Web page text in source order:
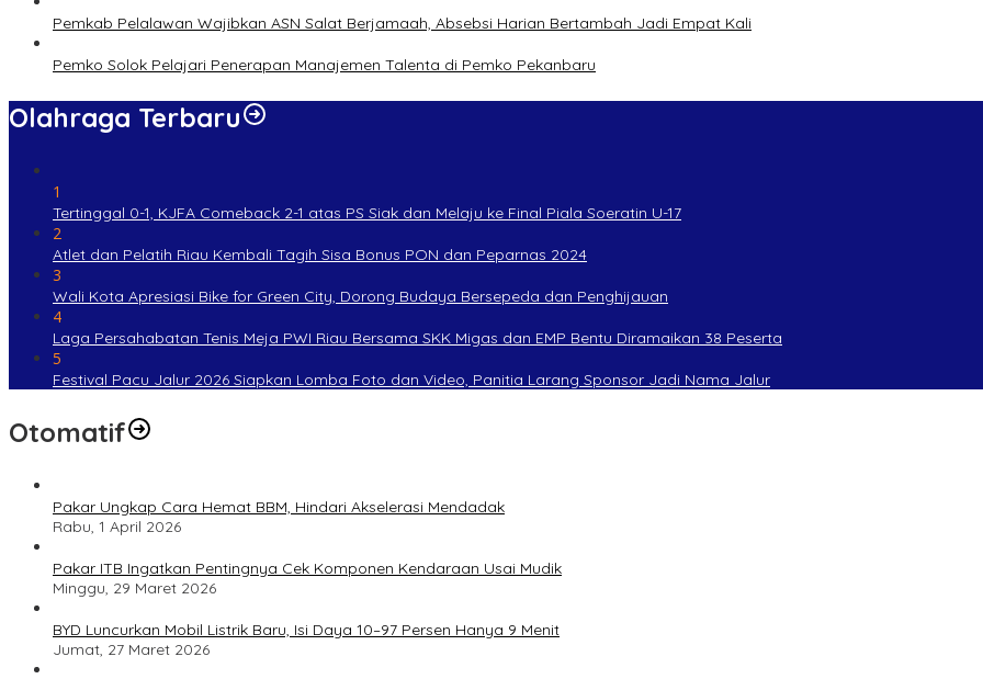
Pemkab Pelalawan Wajibkan ASN Salat Berjamaah, Absebsi Harian Bertambah Jadi Empat Kali
Pemko Solok Pelajari Penerapan Manajemen Talenta di Pemko Pekanbaru
Olahraga Terbaru
1
Tertinggal 0-1, KJFA Comeback 2-1 atas PS Siak dan Melaju ke Final Piala Soeratin U-17
2
Atlet dan Pelatih Riau Kembali Tagih Sisa Bonus PON dan Peparnas 2024
3
Wali Kota Apresiasi Bike for Green City, Dorong Budaya Bersepeda dan Penghijauan
4
Laga Persahabatan Tenis Meja PWI Riau Bersama SKK Migas dan EMP Bentu Diramaikan 38 Peserta
5
Festival Pacu Jalur 2026 Siapkan Lomba Foto dan Video, Panitia Larang Sponsor Jadi Nama Jalur
Otomatif
Pakar Ungkap Cara Hemat BBM, Hindari Akselerasi Mendadak
Rabu, 1 April 2026
Pakar ITB Ingatkan Pentingnya Cek Komponen Kendaraan Usai Mudik
Minggu, 29 Maret 2026
BYD Luncurkan Mobil Listrik Baru, Isi Daya 10–97 Persen Hanya 9 Menit
Jumat, 27 Maret 2026